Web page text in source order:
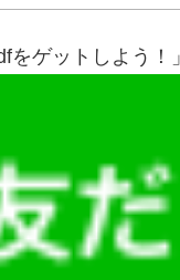
ゲットしよう！」